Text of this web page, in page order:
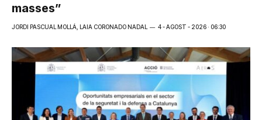
masses”
JORDI PASCUAL MOLLÁ, LAIA CORONADO NADAL 4 - AGOST - 2026 · 06:30